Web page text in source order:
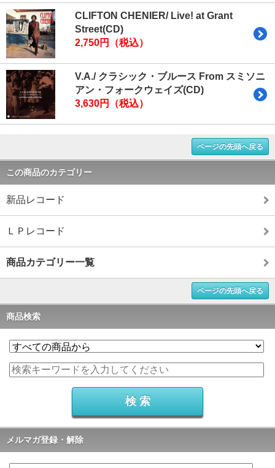
CLIFTON CHENIER/ Live! at Grant
Street(CD)
2,750円（税込）
V.A./ クラシック・ブルース From スミソニ
アン・フォークウェイズ(CD)
3,630円（税込）
ページの先頭へ戻る
この商品のカテゴリー
新品レコード
ＬＰレコード
商品カテゴリー一覧
ページの先頭へ戻る
商品検索
メルマガ登録・解除